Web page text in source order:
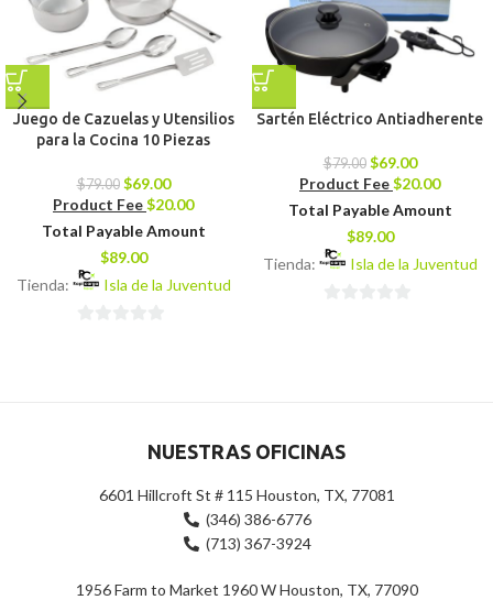
Juego de Cazuelas y Utensilios
para la Cocina 10 Piezas
$79.00 $69.00
Product Fee$20.00
Total Payable Amount
$89.00
Tienda:
Isla de la Juventud
Sartén Eléctrico Antiadherente
$79.00 $69.00
Product Fee$20.00
Total Payable Amount
$89.00
Tienda:
Isla de la Juventud
NUESTRAS OFICINAS
6601 Hillcroft St # 115 Houston, TX, 77081
(346) 386-6776
(713) 367-3924
1956 Farm to Market 1960 W Houston, TX, 77090